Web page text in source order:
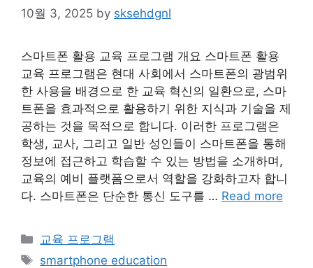
10월 3, 2025 by sksehdgnl
스마트폰 활용 교육 프로그램 개요 스마트폰 활용
교육 프로그램은 현대 사회에서 스마트폰의 광범위
한 사용을 배경으로 한 교육 혁신의 일환으로, 스마
트폰을 효과적으로 활용하기 위한 지식과 기술을 제
공하는 것을 목적으로 합니다. 이러한 프로그램은
학생, 교사, 그리고 일반 성인들이 스마트폰을 통해
정보에 접근하고 학습할 수 있는 방법을 소개하며,
교육의 예비 플랫폼으로서 역할을 강화하고자 합니
다. 스마트폰은 단순한 통신 도구를 … Read more
Categories
교육 프로그램
Tags
smartphone education